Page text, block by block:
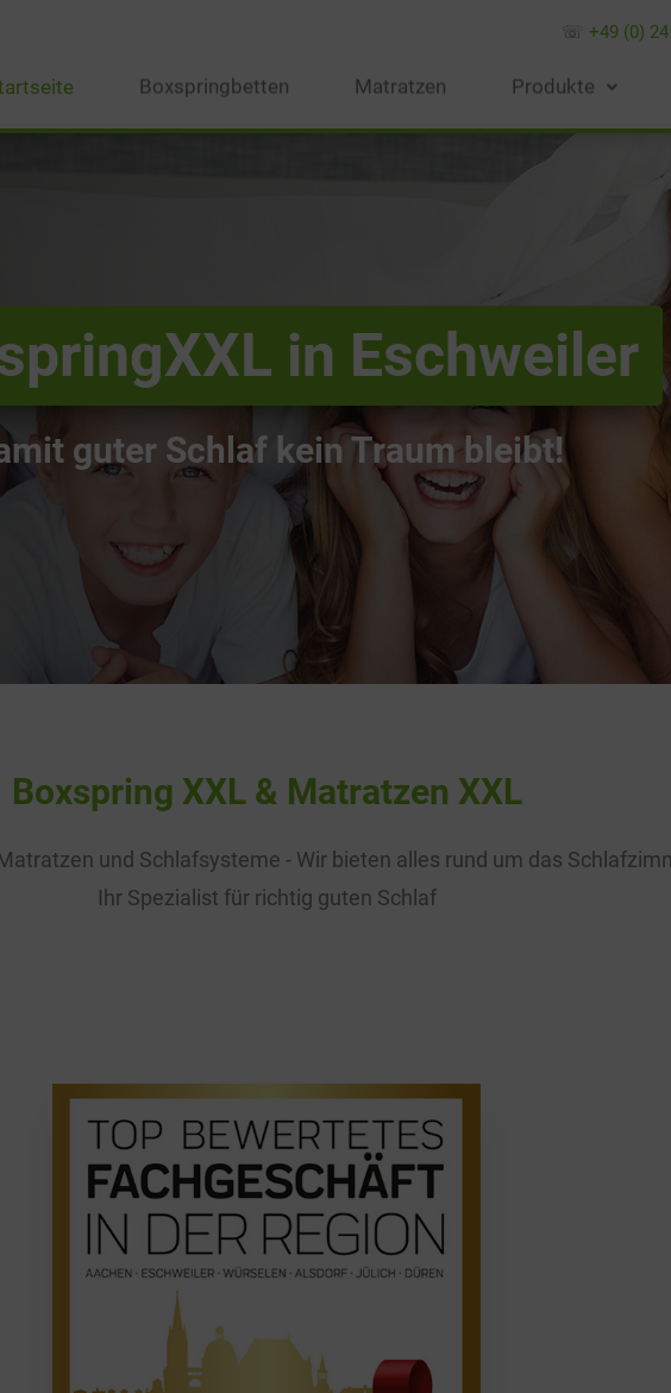
☏ +49 (0)
Boxspringbetten Matratzen Produkte
in Eschweiler
guter Schlaf kein Traum bleibt!
Boxspring XXL & Matratzen XXL
und Schlafsysteme - Wir bieten alles rund um das
Ihr Spezialist für richtig guten Schlaf